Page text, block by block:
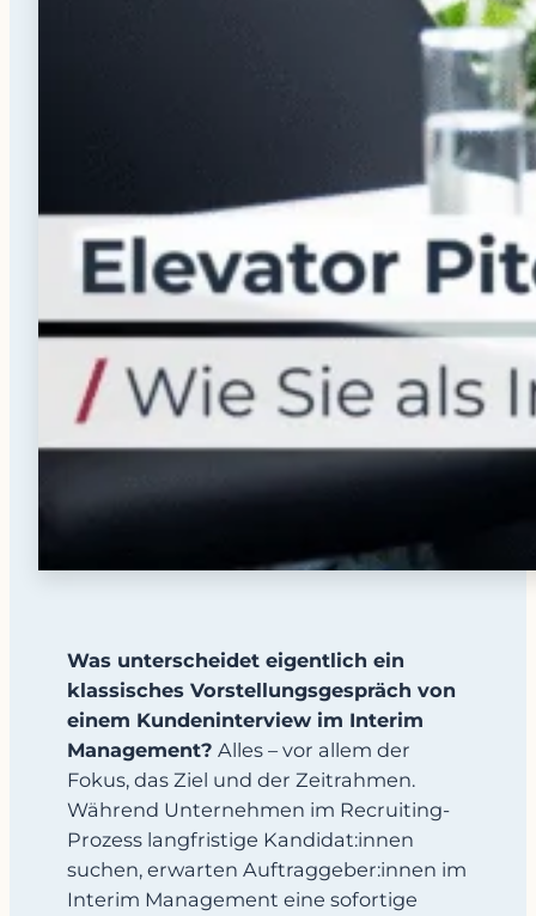
Was unterscheidet eigentlich ein
klassisches Vorstellungsgespräch von
einem Kundeninterview im Interim
Management? Alles – vor allem der
Fokus, das Ziel und der Zeitrahmen.
Während Unternehmen im Recruiting-
Prozess langfristige Kandidat:innen
suchen, erwarten Auftraggeber:innen im
Interim Management eine sofortige